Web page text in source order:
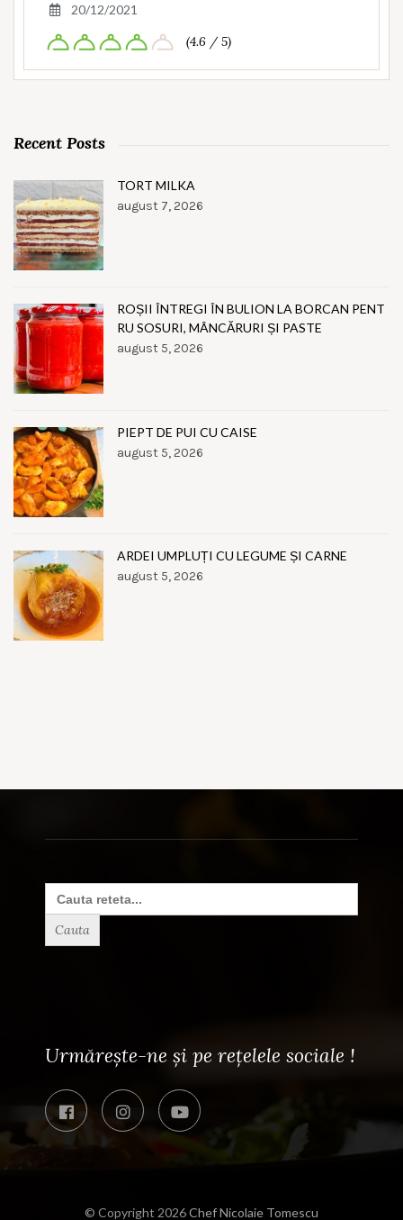
20/12/2021
(4.6 / 5)
Recent Posts
TORT MILKA
august 7, 2026
ROȘII ÎNTREGI ÎN BULION LA BORCAN PENT
RU SOSURI, MÂNCĂRURI ȘI PASTE
august 5, 2026
PIEPT DE PUI CU CAISE
august 5, 2026
ARDEI UMPLUȚI CU LEGUME ȘI CARNE
august 5, 2026
Search
for:
Urmărește-ne și pe rețelele sociale !
© Copyright 2026Chef Nicolaie Tomescu